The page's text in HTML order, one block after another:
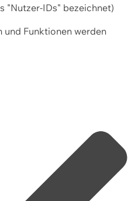
"Nutzer-IDs" bezeichnet)
und Funktionen werden